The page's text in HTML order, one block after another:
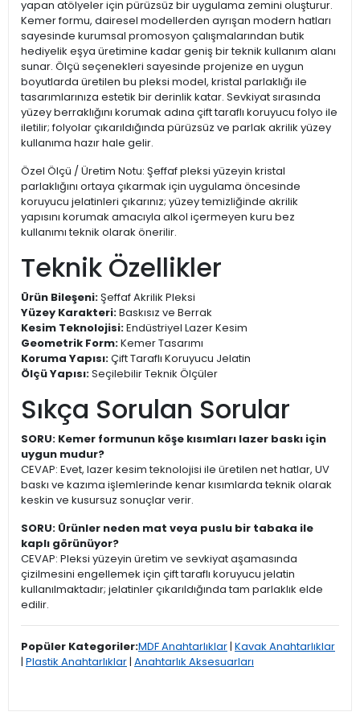
yapan atölyeler için pürüzsüz bir uygulama zemini oluşturur.
Kemer formu, dairesel modellerden ayrışan modern hatları
sayesinde kurumsal promosyon çalışmalarından butik
hediyelik eşya üretimine kadar geniş bir teknik kullanım alanı
sunar. Ölçü seçenekleri sayesinde projenize en uygun
boyutlarda üretilen bu pleksi model, kristal parlaklığı ile
tasarımlarınıza estetik bir derinlik katar. Sevkiyat sırasında
yüzey berraklığını korumak adına çift taraflı koruyucu folyo ile
iletilir; folyolar çıkarıldığında pürüzsüz ve parlak akrilik yüzey
kullanıma hazır hale gelir.
Özel Ölçü / Üretim Notu: Şeffaf pleksi yüzeyin kristal
parlaklığını ortaya çıkarmak için uygulama öncesinde
koruyucu jelatinleri çıkarınız; yüzey temizliğinde akrilik
yapısını korumak amacıyla alkol içermeyen kuru bez
kullanımı teknik olarak önerilir.
Teknik Özellikler
Ürün Bileşeni:Şeffaf Akrilik Pleksi
Yüzey Karakteri:Baskısız ve Berrak
Kesim Teknolojisi:Endüstriyel Lazer Kesim
Geometrik Form:Kemer Tasarımı
Koruma Yapısı:Çift Taraflı Koruyucu Jelatin
Ölçü Yapısı:Seçilebilir Teknik Ölçüler
Sıkça Sorulan Sorular
SORU: Kemer formunun köşe kısımları lazer baskı için
uygun mudur?
CEVAP: Evet, lazer kesim teknolojisi ile üretilen net hatlar, UV
baskı ve kazıma işlemlerinde kenar kısımlarda teknik olarak
keskin ve kusursuz sonuçlar verir.
SORU: Ürünler neden mat veya puslu bir tabaka ile
kaplı görünüyor?
CEVAP: Pleksi yüzeyin üretim ve sevkiyat aşamasında
çizilmesini engellemek için çift taraflı koruyucu jelatin
kullanılmaktadır; jelatinler çıkarıldığında tam parlaklık elde
edilir.
Popüler Kategoriler:MDF Anahtarlıklar| Kavak Anahtarlıklar
| Plastik Anahtarlıklar| Anahtarlık Aksesuarları